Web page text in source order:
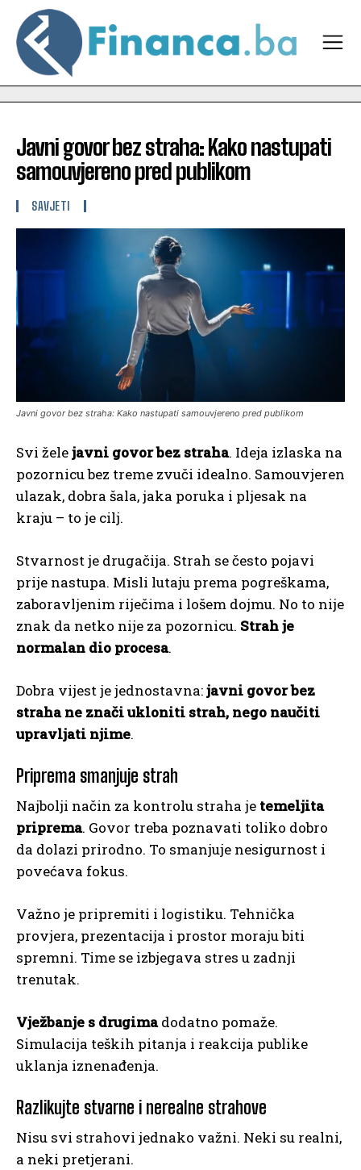
Javni govor bez straha: Kako nastupati
samouvjereno pred publikom
SAVJETI
Javni govor bez straha: Kako nastupati samouvjereno pred publikom
Svi želejavni govor bez straha. Ideja izlaska na
pozornicu bez treme zvuči idealno. Samouvjeren
ulazak, dobra šala, jaka poruka i pljesak na
kraju – to je cilj.
Stvarnost je drugačija. Strah se često pojavi
prije nastupa. Misli lutaju prema pogreškama,
zaboravljenim riječima i lošem dojmu. No to nije
znak da netko nije za pozornicu. Strah je
normalan dio procesa.
Dobra vijest je jednostavna:javni govor bez
straha ne znači ukloniti strah, nego naučiti
upravljati njime.
Priprema smanjuje strah
Najbolji način za kontrolu straha je temeljita
priprema. Govor treba poznavati toliko dobro
da dolazi prirodno. To smanjuje nesigurnost i
povećava fokus.
Važno je pripremiti i logistiku. Tehnička
provjera, prezentacija i prostor moraju biti
spremni. Time se izbjegava stres u zadnji
trenutak.
Vježbanje s drugimadodatno pomaže.
Simulacija teških pitanja i reakcija publike
uklanja iznenađenja.
Razlikujte stvarne i nerealne strahove
Nisu svi strahovi jednako važni. Neki su realni,
a neki pretjerani.